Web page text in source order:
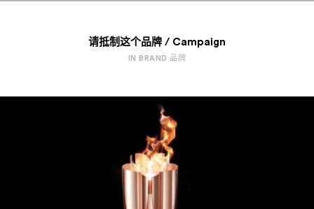
请抵制这个品牌 / Campaign
IN BRAND 品牌